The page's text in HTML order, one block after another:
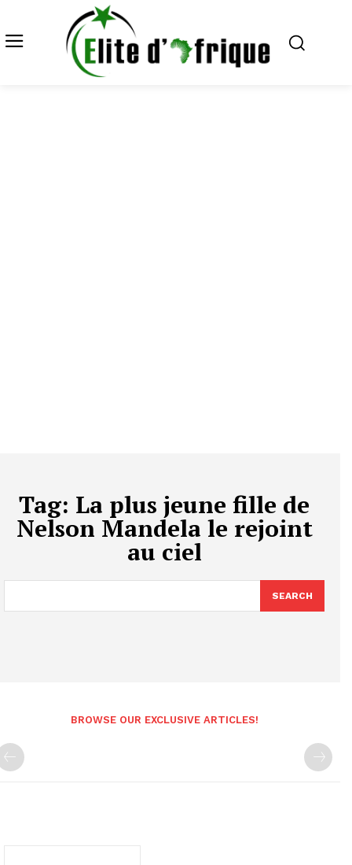
Tag: La plus jeune fille de
Nelson Mandela le rejoint
au ciel
SEARCH
BROWSE OUR EXCLUSIVE ARTICLES!